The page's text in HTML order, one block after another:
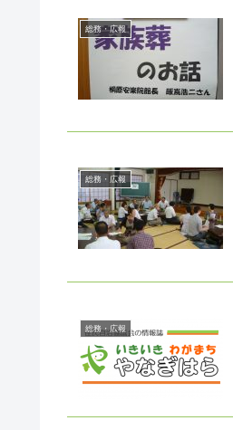
総務・広報
総務・広報
総務・広報